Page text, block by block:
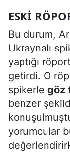
ESKI
Bu durum,
Ukraynalı
yaptığı
getirdi. O
spikerle göz
benzer
yorumcular